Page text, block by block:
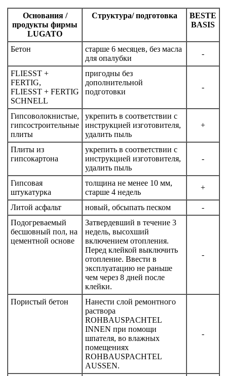
Основания /
продукты фирмы
LUGATO
Структура/ подготовка
BESTE
BASIS
Бетон
старше 6 месяцев, без масла
для опалубки
-
FLIESST +
FERTIG,
FLIESST + FERTIG
SCHNELL
пригодны без
дополнительной
подготовки
-
Гипсоволокнистые,
гипсостроительные
плиты
укрепить в соответствии с
инструкцией изготовителя,
удалить пыль
+
Плиты из
гипсокартона
укрепить в соответствии с
инструкцией изготовителя,
удалить пыль
-
Гипсовая
штукатурка
толщина не менее 10 мм,
старше 4 недель
+
Литой асфальт новый, обсыпать песком
-
Подогреваемый
бесшовный пол, на
цементной основе
Затвердевший в течение 3
недель, высохший
включением отопления.
Перед клейкой выключить
отопление. Ввести в
эксплуатацию не раньше
чем через 8 дней после
клейки.
-
Пористый бетон
Нанести слой ремонтного
раствора
ROHBAUSPACHTEL
INNEN при помощи
шпателя, во влажных
помещениях
ROHBAUSPACHTEL
AUSSEN.
-